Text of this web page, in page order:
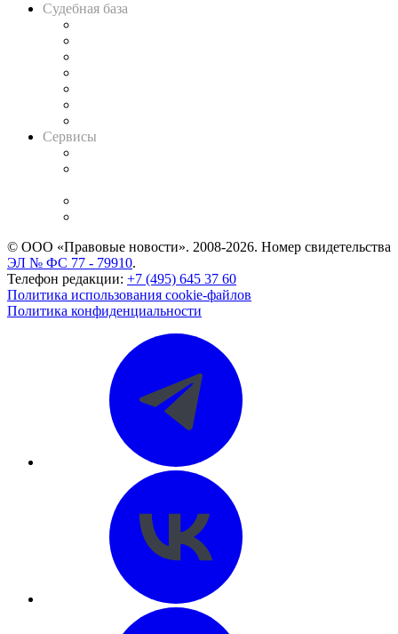
Судебная база
Сервисы
© ООО «Правовые новости». 2008-2026. Номер свидетельства
ЭЛ № ФС 77 - 79910.
Телефон редакции: +7 (495) 645 37 60
Политика использования cookie-файлов
Политика конфиденциальности